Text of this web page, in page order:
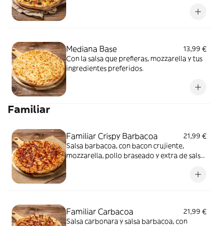
Mediana Base
13,99 €
Con la salsa que prefieras, mozzarella y tus
ingredientes preferidos.
Familiar
Familiar Crispy Barbacoa
21,99 €
Salsa barbacoa, con bacon crujiente,
mozzarella, pollo braseado y extra de salsa
Familiar Carbacoa
21,99 €
Salsa carbonara y salsa barbacoa, con